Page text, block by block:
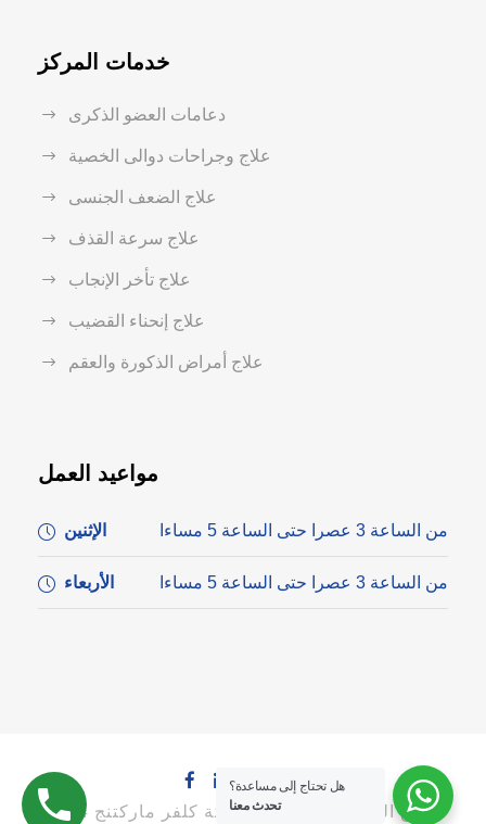
خدمات المركز
دعامات العضو الذكرى
علاج وجراحات دوالى الخصية
علاج الضعف الجنسى
علاج سرعة القذف
علاج تأخر الإنجاب
علاج إنحناء القضيب
علاج أمراض الذكورة والعقم
مواعيد العمل
الإثنين من الساعة 3 عصرا حتى الساعة 5 مساءا
الأربعاء من الساعة 3 عصرا حتى الساعة 5 مساءا
جميع الحقوق محفوظة لشركة كلفر ماركتنج 2024
هل تحتاج إلى مساعدة؟
تحدث معنا